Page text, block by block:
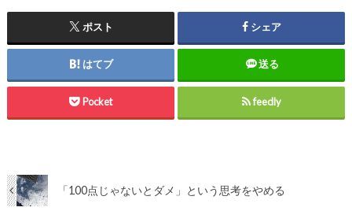
ポスト シェア
はてブ 送る
Pocket feedly
「100点じゃないとダメ」という思考をやめる